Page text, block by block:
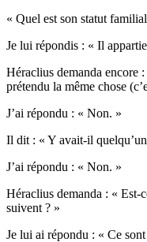
« Quel est son statut
Je lui répondis : « Il
Héraclius demanda encore
prétendu la même chose
J’ai répondu : « Non. »
Il dit : « Y avait-il
J’ai répondu : « Non. »
Héraclius demanda : « Est-
suivent ? »
Je lui ai répondu : « Ce